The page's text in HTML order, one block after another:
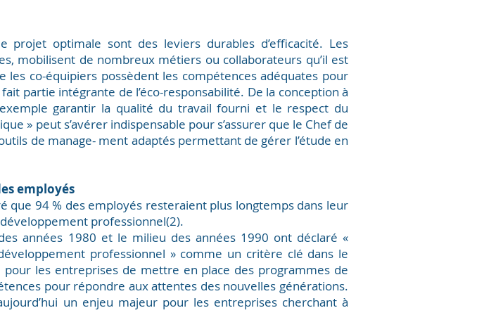
projet optimale sont des leviers durables d’efficacité. Les
mobilisent de nombreux métiers ou collaborateurs qu’il est
les co-équipiers possèdent les compétences adéquates pour
partie intégrante de l’éco-responsabilité. De la conception à
garantir la qualité du travail fourni et le respect du
» peut s’avérer indispensable pour s’assurer que le Chef de
de manage- ment adaptés permettant de gérer l’étude en
employés
que 94 % des employés resteraient plus longtemps dans leur
professionnel(2).
années 1980 et le milieu des années 1990 ont déclaré «
professionnel » comme un critère clé dans le
les entreprises de mettre en place des programmes de
pour répondre aux attentes des nouvelles générations.
un enjeu majeur pour les entreprises cherchant à